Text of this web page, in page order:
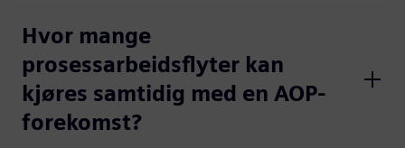
Hvor mange
prosessarbeidsflyter kan
kjøres samtidig med en AOP-
forekomst?